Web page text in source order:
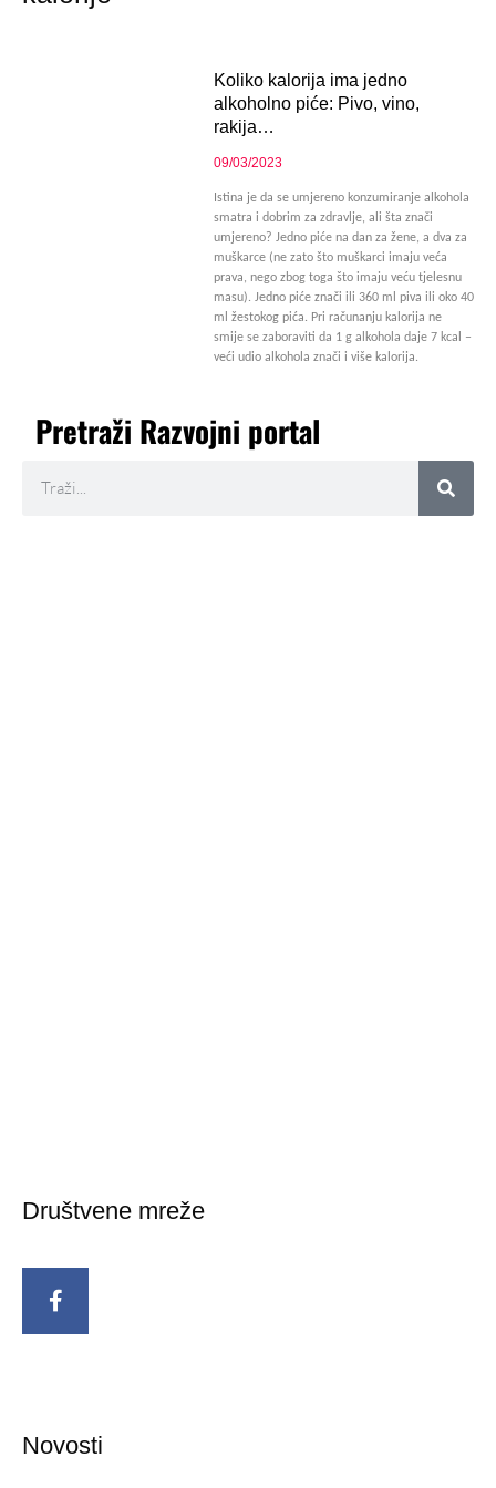
Koliko kalorija ima jedno
alkoholno piće: Pivo, vino,
rakija…
09/03/2023
Istina je da se umjereno konzumiranje alkohola
smatra i dobrim za zdravlje, ali šta znači
umjereno? Jedno piće na dan za žene, a dva za
muškarce (ne zato što muškarci imaju veća
prava, nego zbog toga što imaju veću tjelesnu
masu). Jedno piće znači ili 360 ml piva ili oko 40
ml žestokog pića. Pri računanju kalorija ne
smije se zaboraviti da 1 g alkohola daje 7 kcal –
veći udio alkohola znači i više kalorija.
Pretraži Razvojni portal
Društvene mreže
Novosti